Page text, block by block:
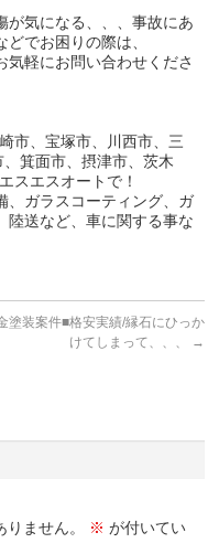
が気になる、、、事故にあ
でお困りの際は、
気軽にお問い合わせくださ
市、宝塚市、川西市、三
箕面市、摂津市、茨木
スエスオートで！
、ガラスコーティング、ガ
陸送など、車に関する事な
塗装案件■格安実績/縁石にひっか
けてしまって、、、
→
ません。 ※ が付いてい